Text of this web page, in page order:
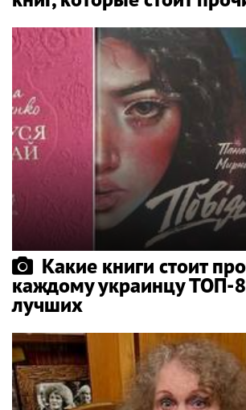
Какие книги стоит
каждому украинцу ТОП-8
лучших